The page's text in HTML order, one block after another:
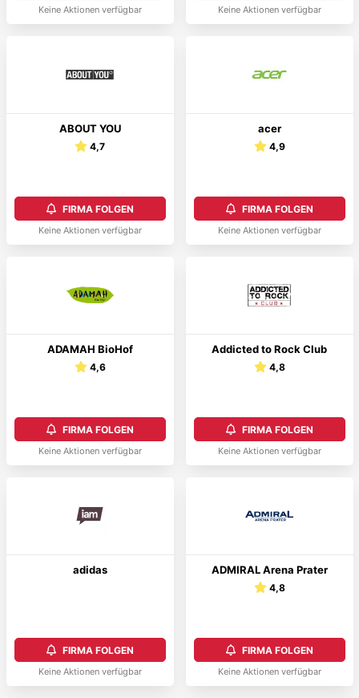
Keine Aktionen verfügbar Keine Aktionen verfügbar
ABOUT YOU
4,7
FIRMA FOLGEN
Keine Aktionen verfügbar
acer
4,9
FIRMA FOLGEN
Keine Aktionen verfügbar
ADAMAH BioHof
4,6
FIRMA FOLGEN
Keine Aktionen verfügbar
Addicted to Rock Club
4,8
FIRMA FOLGEN
Keine Aktionen verfügbar
adidas
FIRMA FOLGEN
Keine Aktionen verfügbar
ADMIRAL Arena Prater
4,8
FIRMA FOLGEN
Keine Aktionen verfügbar